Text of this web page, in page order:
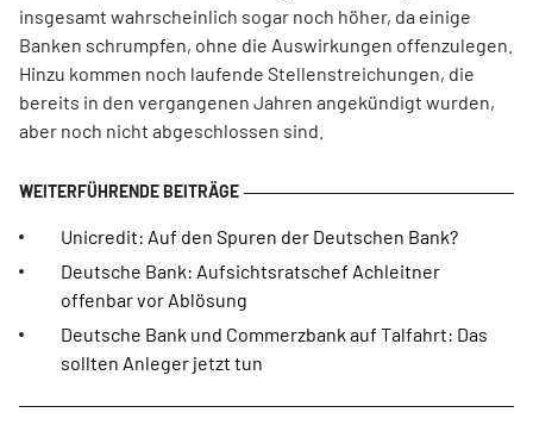
insgesamt wahrscheinlich sogar noch höher, da einige
Banken schrumpfen, ohne die Auswirkungen offenzulegen.
Hinzu kommen noch laufende Stellenstreichungen, die
bereits in den vergangenen Jahren angekündigt wurden,
aber noch nicht abgeschlossen sind.
Unicredit: Auf den Spuren der Deutschen Bank?
Deutsche Bank: Aufsichtsratschef Achleitner
offenbar vor Ablösung
Deutsche Bank und Commerzbank auf Talfahrt: Das
sollten Anleger jetzt tun